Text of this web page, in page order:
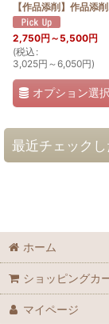
2,750円 ～5,500円
(税込 :
3,025円 ～6,050円)
オプション選択
最近チェック
ホーム
ショッピングカ
マイページ